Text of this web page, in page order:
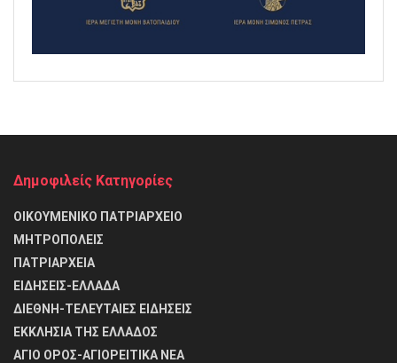
Δημοφιλείς Κατηγορίες
ΟΙΚΟΥΜΕΝΙΚΟ ΠΑΤΡΙΑΡΧΕΙΟ
ΜΗΤΡΟΠΟΛΕΙΣ
ΠΑΤΡΙΑΡΧΕΙΑ
ΕΙΔΗΣΕΙΣ-ΕΛΛΑΔΑ
ΔΙΕΘΝΗ-ΤΕΛΕΥΤΑΙΕΣ ΕΙΔΗΣΕΙΣ
ΕΚΚΛΗΣΙΑ ΤΗΣ ΕΛΛΑΔΟΣ
ΑΓΙΟ ΟΡΟΣ-ΑΓΙΟΡΕΙΤΙΚΑ ΝΕΑ